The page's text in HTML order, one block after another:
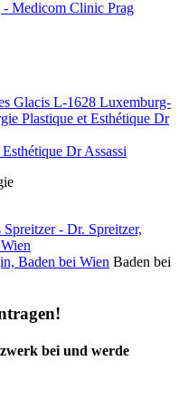
Dr Assassi
Baden bei Wien Baden bei
bei und werde